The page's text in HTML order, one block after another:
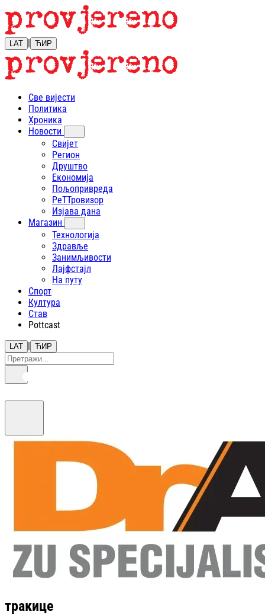
LAT | ЋИР
Све вијести
Политика
Хроника
Новости
Свијет
Регион
Друштво
Економија
Пољопривреда
РеТТровизор
Изјава дана
Магазин
Технологија
Здравље
Занимљивости
Лајфстajл
На путу
Спорт
Култура
Став
Pottcast
LAT | ЋИР
тракице